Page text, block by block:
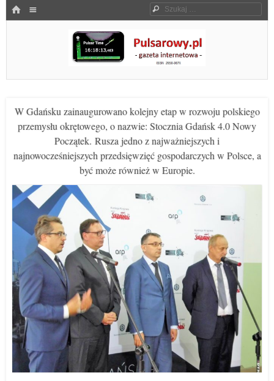
HOME Szukaj
Pulsarowy.pl
W Gdańsku zainaugurowano kolejny etap w rozwoju polskiego
przemysłu okrętowego, o nazwie: Stocznia Gdańsk 4.0 Nowy
Początek. Rusza jedno z najważniejszych i
najnowocześniejszych przedsięwzięć gospodarczych w Polsce, a
być może również w Europie.